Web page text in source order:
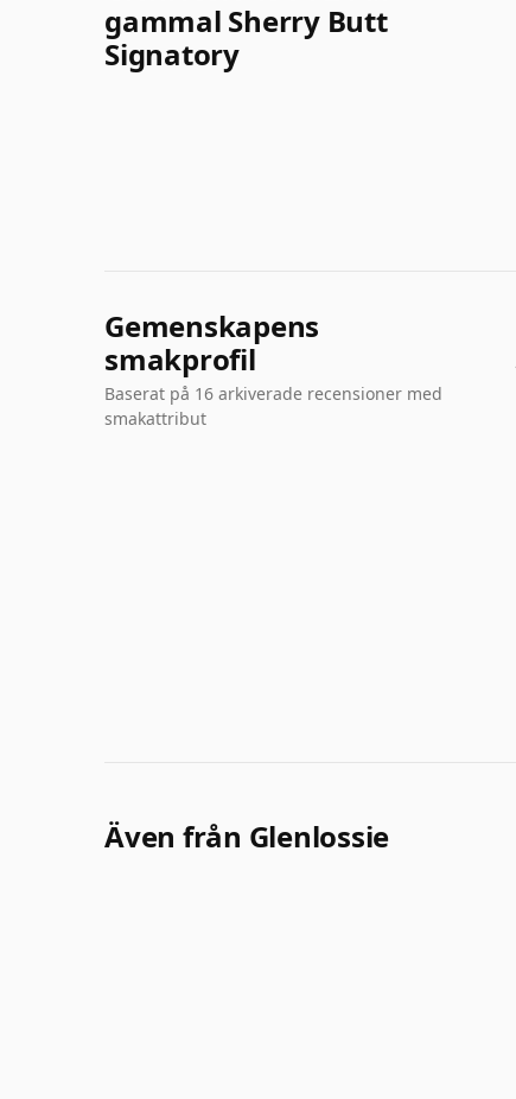
gammal Sherry Butt
Signatory
Gemenskapens
smakprofil
Baserat på 16 arkiverade recensioner med
smakattribut
Även från Glenlossie